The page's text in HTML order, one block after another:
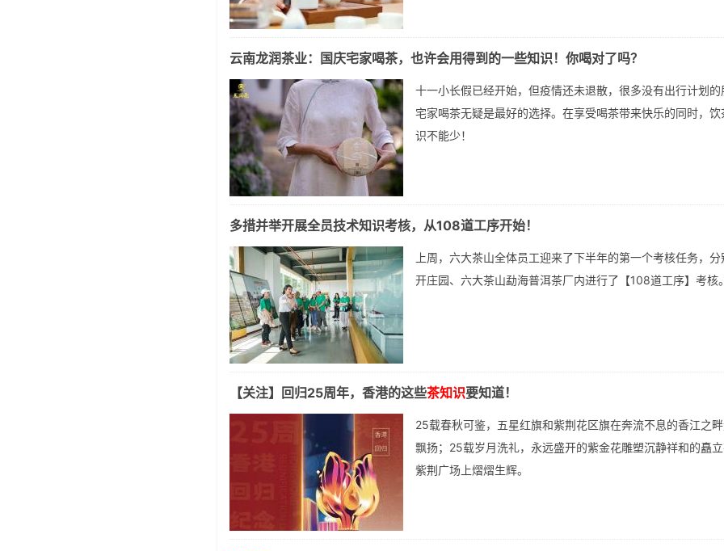
云南龙润茶业：国庆宅家喝茶，也许会用得到的一些知识！你喝对了吗？
十一小长假已经开始，但疫情还未退散，很多没有出行计划的
宅家喝茶无疑是最好的选择。在享受喝茶带来快乐的同时，饮
识不能少！
多措并举开展全员技术知识考核，从108道工序开始！
上周，六大茶山全体员工迎来了下半年的第一个考核任务，分
开庄园、六大茶山勐海普洱茶厂内进行了【108道工序】考核。
【关注】回归25周年，香港的这些茶知识要知道！
25载春秋可鉴，五星红旗和紫荆花区旗在奔流不息的香江之
飘扬；25载岁月洗礼，永远盛开的紫金花雕塑沉静祥和的矗
紫荆广场上熠熠生辉。